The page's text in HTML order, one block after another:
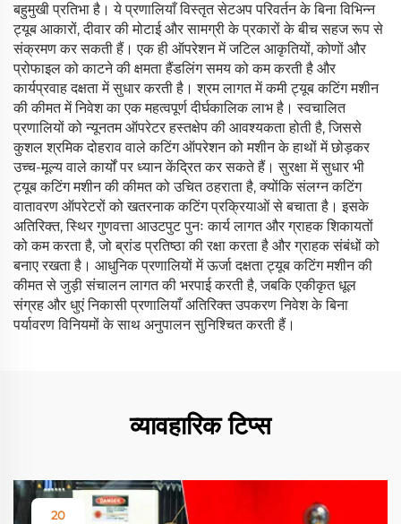
बहुमुखी प्रतिभा है। ये प्रणालियाँ विस्तृत सेटअप परिवर्तन के बिना विभिन्न
ट्यूब आकारों, दीवार की मोटाई और सामग्री के प्रकारों के बीच सहज रूप से
संक्रमण कर सकती हैं। एक ही ऑपरेशन में जटिल आकृतियों, कोणों और
प्रोफाइल को काटने की क्षमता हैंडलिंग समय को कम करती है और
कार्यप्रवाह दक्षता में सुधार करती है। श्रम लागत में कमी ट्यूब कटिंग मशीन
की कीमत में निवेश का एक महत्वपूर्ण दीर्घकालिक लाभ है। स्वचालित
प्रणालियों को न्यूनतम ऑपरेटर हस्तक्षेप की आवश्यकता होती है, जिससे
कुशल श्रमिक दोहराव वाले कटिंग ऑपरेशन को मशीन के हाथों में छोड़कर
उच्च-मूल्य वाले कार्यों पर ध्यान केंद्रित कर सकते हैं। सुरक्षा में सुधार भी
ट्यूब कटिंग मशीन की कीमत को उचित ठहराता है, क्योंकि संलग्न कटिंग
वातावरण ऑपरेटरों को खतरनाक कटिंग प्रक्रियाओं से बचाता है। इसके
अतिरिक्त, स्थिर गुणवत्ता आउटपुट पुनः कार्य लागत और ग्राहक शिकायतों
को कम करता है, जो ब्रांड प्रतिष्ठा की रक्षा करता है और ग्राहक संबंधों को
बनाए रखता है। आधुनिक प्रणालियों में ऊर्जा दक्षता ट्यूब कटिंग मशीन की
कीमत से जुड़ी संचालन लागत की भरपाई करती है, जबकि एकीकृत धूल
संग्रह और धुएं निकासी प्रणालियाँ अतिरिक्त उपकरण निवेश के बिना
पर्यावरण विनियमों के साथ अनुपालन सुनिश्चित करती हैं।
व्यावहारिक टिप्स
20